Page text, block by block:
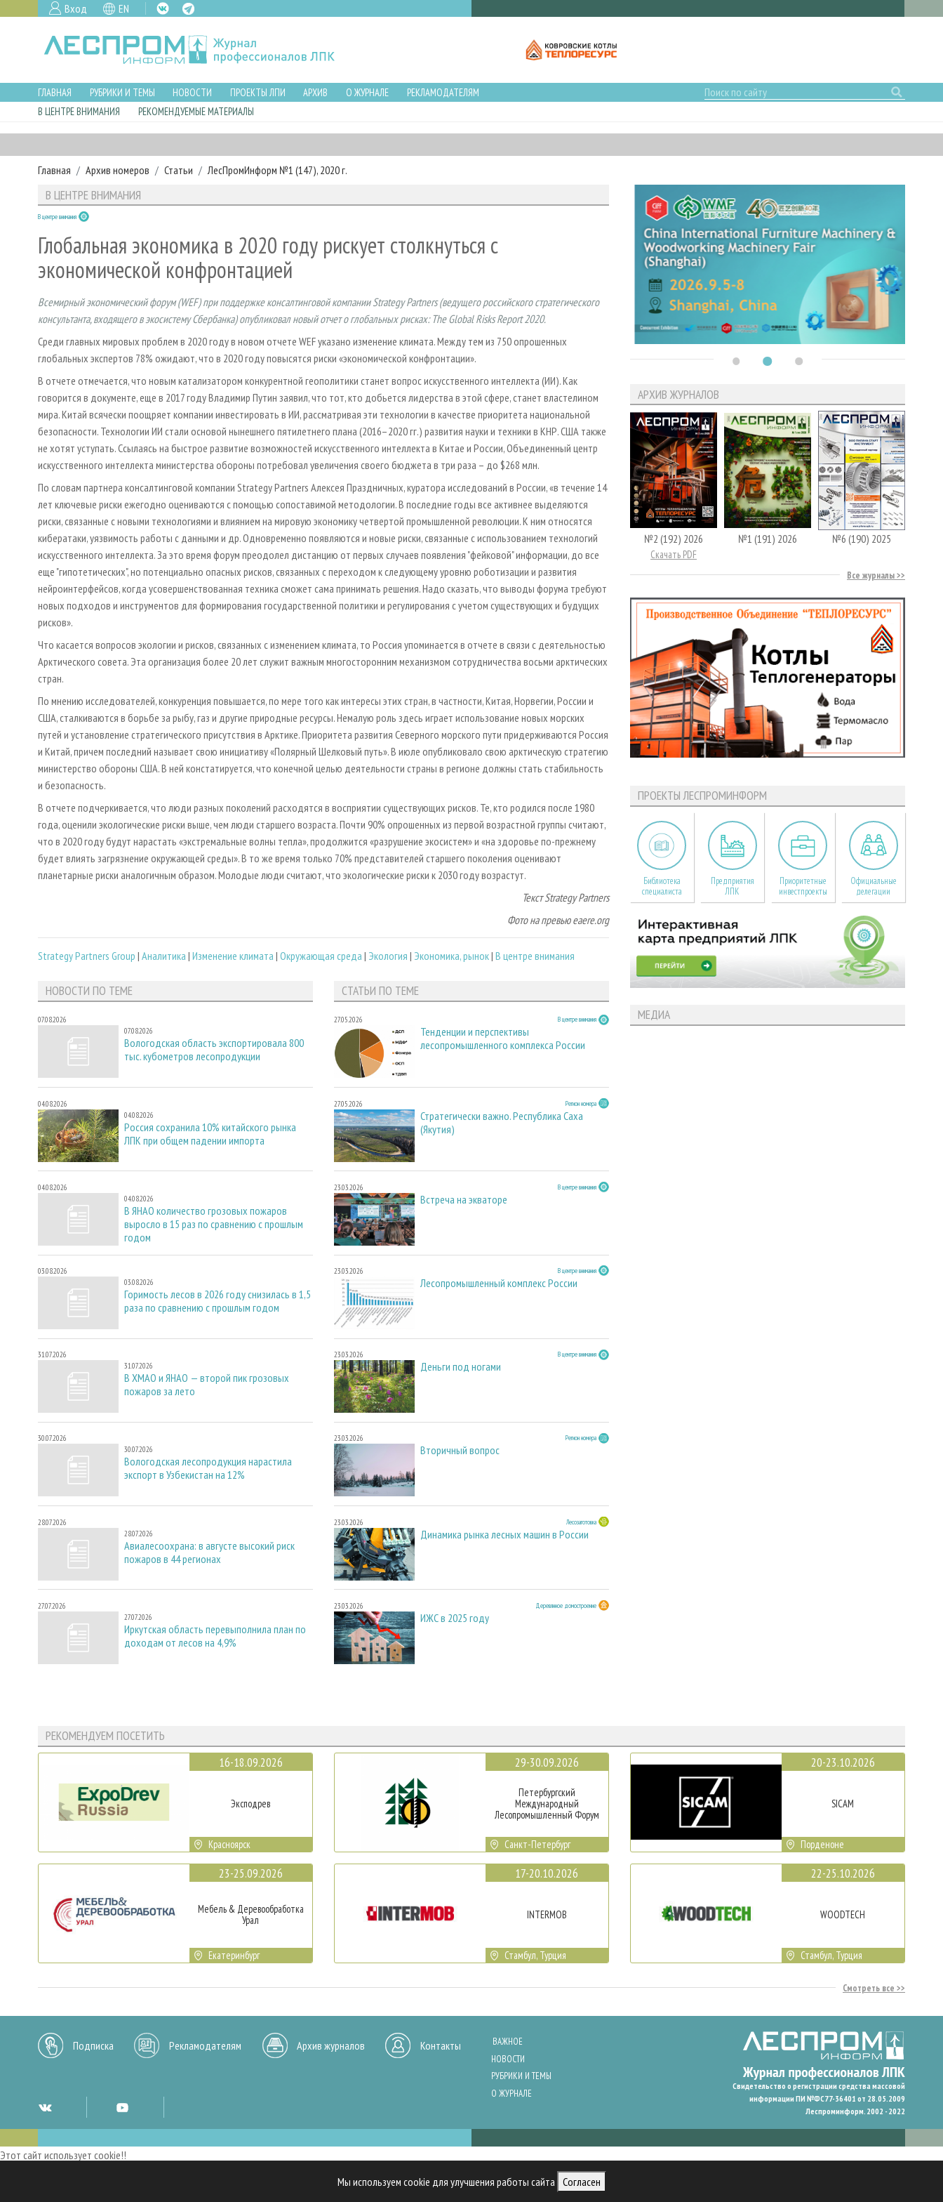
Вход EN
Мы используем cookie для улучшения работы сайта Согласен
ГЛАВНАЯ РУБРИКИ И ТЕМЫ НОВОСТИ ПРОЕКТЫ ЛПИ АРХИВ О ЖУРНАЛЕ
РЕКЛАМОДАТЕЛЯМ
В ЦЕНТРЕ ВНИМАНИЯ
РЕКОМЕНДУЕМЫЕ МАТЕРИАЛЫ
Главная Архив номеров Статьи ЛесПромИнформ №1 (147), 2020 г.
В ЦЕНТРЕ ВНИМАНИЯ
В центре внимания
Глобальная экономика в 2020 году рискует столкнуться с
экономической конфронтацией
Всемирный экономический форум (WEF) при поддержке консалтинговой компании Strategy Partners (ведущего российского стратегического
консультанта, входящего в экосистему Сбербанка) опубликовал новый отчет о глобальных рисках: The Global Risks Report 2020.
Среди главных мировых проблем в 2020 году в новом отчете WEF указано изменение климата. Между тем из 750 опрошенных
глобальных экспертов 78% ожидают, что в 2020 году повысятся риски «экономической конфронтации».
В отчете отмечается, что новым катализатором конкурентной геополитики станет вопрос искусственного интеллекта (ИИ). Как
говорится в документе, еще в 2017 году Владимир Путин заявил, что тот, кто добьется лидерства в этой сфере, станет властелином
мира. Китай всячески поощряет компании инвестировать в ИИ, рассматривая эти технологии в качестве приоритета национальной
безопасности. Технологии ИИ стали основой нынешнего пятилетнего плана (2016–2020 гг.) развития науки и техники в КНР. США также
не хотят уступать. Ссылаясь на быстрое развитие возможностей искусственного интеллекта в Китае и России, Объединенный центр
искусственного интеллекта министерства обороны потребовал увеличения своего бюджета в три раза – до $268 млн.
По словам партнера консалтинговой компании Strategy Partners Алексея Праздничных, куратора исследований в России, «в течение 14
лет ключевые риски ежегодно оцениваются с помощью сопоставимой методологии. В последние годы все активнее выделяются
риски, связанные с новыми технологиями и влиянием на мировую экономику четвертой промышленной революции. К ним относятся
кибератаки, уязвимость работы с данными и др. Одновременно появляются и новые риски, связанные с использованием технологий
искусственного интеллекта. За это время форум преодолел дистанцию от первых случаев появления "фейковой" информации, до все
еще "гипотетических", но потенциально опасных рисков, связанных с переходом к следующему уровню роботизации и развития
нейроинтерфейсов, когда усовершенствованная техника сможет сама принимать решения. Надо сказать, что выводы форума требуют
новых подходов и инструментов для формирования государственной политики и регулирования с учетом существующих и будущих
рисков».
Что касается вопросов экологии и рисков, связанных с изменением климата, то Россия упоминается в отчете в связи с деятельностью
Арктического совета. Эта организация более 20 лет служит важным многосторонним механизмом сотрудничества восьми арктических
стран.
По мнению исследователей, конкуренция повышается, по мере того как интересы этих стран, в частности, Китая, Норвегии, России и
США, сталкиваются в борьбе за рыбу, газ и другие природные ресурсы. Немалую роль здесь играет использование новых морских
путей и установление стратегического присутствия в Арктике. Приоритета развития Северного морского пути придерживаются Россия
и Китай, причем последний называет свою инициативу «Полярный Шелковый путь». В июле опубликовало свою арктическую стратегию
министерство обороны США. В ней констатируется, что конечной целью деятельности страны в регионе должны стать стабильность
и безопасность.
В отчете подчеркивается, что люди разных поколений расходятся в восприятии существующих рисков. Те, кто родился после 1980
года, оценили экологические риски выше, чем люди старшего возраста. Почти 90% опрошенных из первой возрастной группы считают,
что в 2020 году будут нарастать «экстремальные волны тепла», продолжится «разрушение экосистем» и «на здоровье по-прежнему
будет влиять загрязнение окружающей среды». В то же время только 70% представителей старшего поколения оценивают
планетарные риски аналогичным образом. Молодые люди считают, что экологические риски к 2030 году возрастут.
Текст Strategy Partners
Фото на превью eaere.org
Strategy Partners Group | Аналитика | Изменение климата | Окружающая среда | Экология | Экономика, рынок| В центре внимания
НОВОСТИ ПО ТЕМЕ
07.08.2026
07.08.2026
Вологодская область экспортировала 800
тыс. кубометров лесопродукции
04.08.2026
04.08.2026
Россия сохранила 10% китайского рынка
ЛПК при общем падении импорта
04.08.2026
04.08.2026
В ЯНАО количество грозовых пожаров
выросло в 15 раз по сравнению с прошлым
годом
03.08.2026
03.08.2026
Горимость лесов в 2026 году снизилась в 1,5
раза по сравнению с прошлым годом
31.07.2026
31.07.2026
В ХМАО и ЯНАО — второй пик грозовых
пожаров за лето
30.07.2026
30.07.2026
Вологодская лесопродукция нарастила
экспорт в Узбекистан на 12%
28.07.2026
28.07.2026
Авиалесоохрана: в августе высокий риск
пожаров в 44 регионах
27.07.2026
27.07.2026
Иркутская область перевыполнила план по
доходам от лесов на 4,9%
СТАТЬИ ПО ТЕМЕ
27.05.2026 В центре внимания
Тенденции и перспективы
лесопромышленного комплекса России
27.05.2026 Регион номера
Стратегически важно. Республика Саха
(Якутия)
23.03.2026 В центре внимания
Встреча на экваторе
23.03.2026 В центре внимания
Лесопромышленный комплекс России
23.03.2026 В центре внимания
Деньги под ногами
23.03.2026 Регион номера
Вторичный вопрос
23.03.2026 Лесозаготовка
Динамика рынка лесных машин в России
23.03.2026 Деревянное домостроение
ИЖС в 2025 году
АРХИВ ЖУРНАЛОВ
№2 (192) 2026
Скачать PDF
№1 (191) 2026 №6 (190) 2025
Все журналы
ПРОЕКТЫ ЛЕСПРОМИНФОРМ
Библиотека
специалиста
Предприятия
ЛПК
Приоритетные
инвестпроекты
Официальные
делегации
МЕДИА
РЕКОМЕНДУЕМ ПОСЕТИТЬ
16-18.09.2026
Эксподрев
Красноярск
23-25.09.2026
Мебель & Деревообработка
Урал
Екатеринбург
29-30.09.2026
Петербургский
Международный
Лесопромышленный Форум
Санкт-Петербург
17-20.10.2026
INTERMOB
Стамбул, Турция
20-23.10.2026
SICAM
Порденоне
22-25.10.2026
WOODTECH
Стамбул, Турция
Смотреть все
Подписка Рекламодателям Архив журналов Контакты
ВАЖНОЕ
НОВОСТИ
РУБРИКИ И ТЕМЫ
О ЖУРНАЛЕ
Свидетельство о регистрации средства массовой
информации ПИ №ФС77-36401 от 28.05.2009
Леспроминформ. 2002 - 2022
Этот сайт использует cookie!!
Мы используем cookies и аналогичные технологии для улучшения работы нашего сайта, анализа трафика и персонализации контента. Cookies помогают нам запомнить ваши предпочтения и улучшить пользовательский